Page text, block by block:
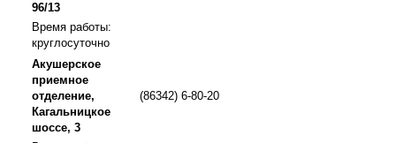
96/13
Время работы:
круглосуточно
Акушерское
приемное
отделение,
Кагальницкое
шоссе, 3
(86342) 6-80-20